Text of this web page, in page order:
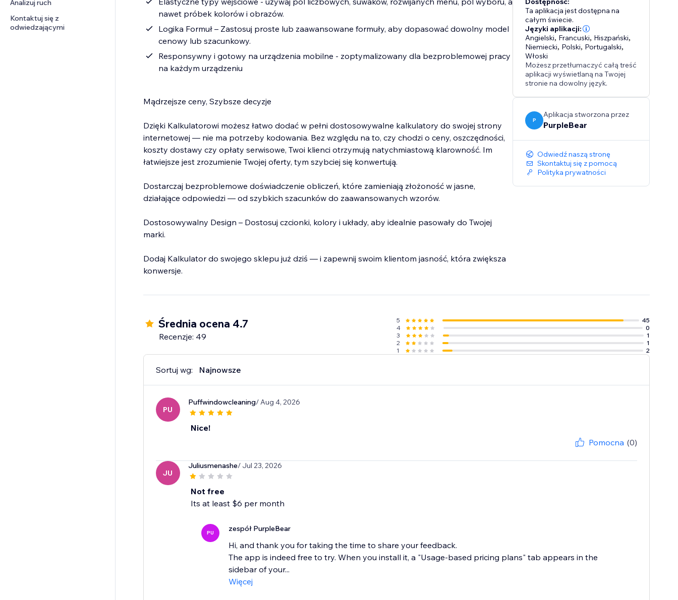
Analizuj ruch
Kontaktuj się z
odwiedzającymi
nawet próbek kolorów i obrazów.
Logika Formuł – Zastosuj proste lub zaawansowane formuły, aby dopasować dowolny model
cenowy lub szacunkowy.
Responsywny i gotowy na urządzenia mobilne - zoptymalizowany dla bezproblemowej pracy
na każdym urządzeniu
Mądrzejsze ceny, Szybsze decyzje
Dzięki Kalkulatorowi możesz łatwo dodać w pełni dostosowywalne kalkulatory do swojej strony
internetowej — nie ma potrzeby kodowania. Bez względu na to, czy chodzi o ceny, oszczędności,
koszty dostawy czy opłaty serwisowe, Twoi klienci otrzymują natychmiastową klarowność. Im
łatwiejsze jest zrozumienie Twojej oferty, tym szybciej się konwertują.
Dostarczaj bezproblemowe doświadczenie obliczeń, które zamieniają złożoność w jasne,
działające odpowiedzi — od szybkich szacunków do zaawansowanych wzorów.
Dostosowywalny Design – Dostosuj czcionki, kolory i układy, aby idealnie pasowały do Twojej
marki.
Dodaj Kalkulator do swojego sklepu już dziś — i zapewnij swoim klientom jasność, która zwiększa
konwersje.
Ta aplikacja jest dostępna na
całym świecie.
Języki aplikacji:
Angielski, Francuski, Hiszpański,
Niemiecki, Polski, Portugalski,
Włoski
Możesz przetłumaczyć całą treść
aplikacji wyświetlaną na Twojej
stronie na dowolny język.
P
Aplikacja stworzona przez
PurpleBear
Odwiedź naszą stronę
Skontaktuj się z pomocą
Polityka prywatności
Średnia ocena 4.7
Recenzje: 49
5
45
4
0
3
1
2
1
1
2
Sortuj wg: Najnowsze
PU
Puffwindowcleaning/ Aug 4, 2026
Nice!
Pomocna (0)
JU
Juliusmenashe/ Jul 23, 2026
Not free
Its at least $6 per month
PU zespół PurpleBear
Hi, and thank you for taking the time to share your feedback.
The app is indeed free to try. When you install it, a "Usage-based pricing plans" tab appears in the
sidebar of your...
Więcej